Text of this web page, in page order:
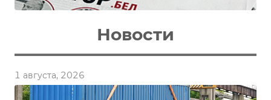
Новости
1 августа, 2026